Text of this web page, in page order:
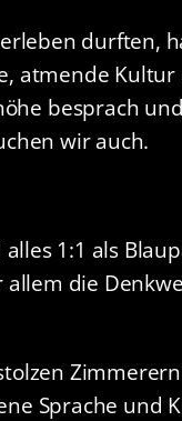
durften,
atmende
besprach
wir auch.
1:1 als
die
Sprache und